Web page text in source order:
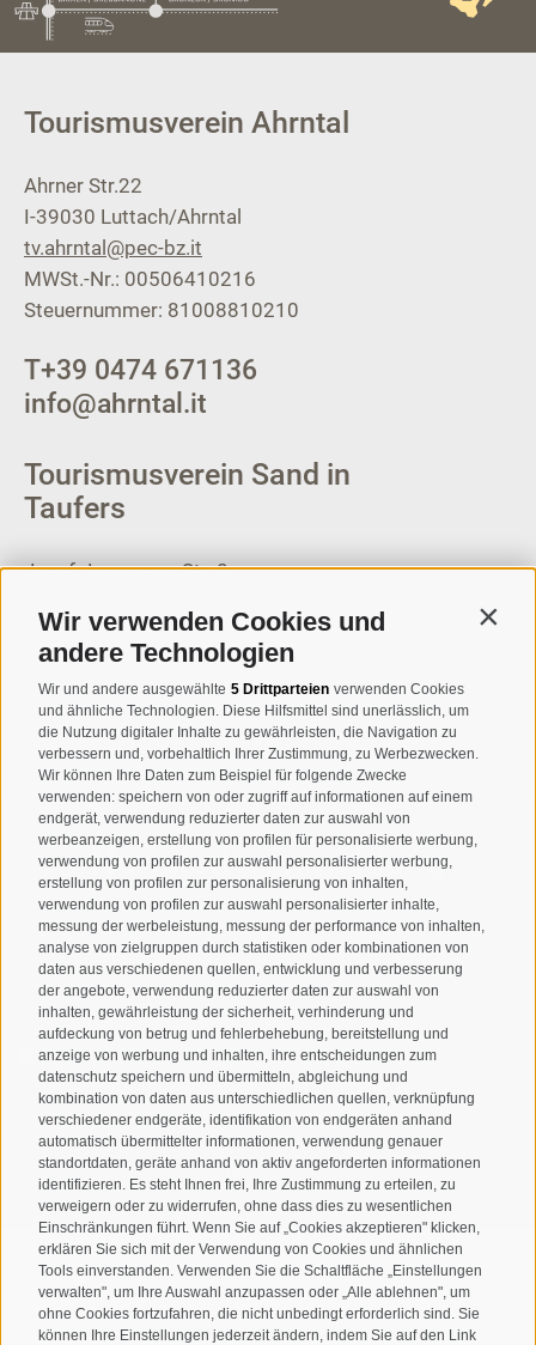
Wir verwenden Cookies und
andere Technologien
Wir und andere ausgewählte 5 Drittparteien verwenden Cookies
und ähnliche Technologien. Diese Hilfsmittel sind unerlässlich, um
die Nutzung digitaler Inhalte zu gewährleisten, die Navigation zu
verbessern und, vorbehaltlich Ihrer Zustimmung, zu Werbezwecken.
Wir können Ihre Daten zum Beispiel für folgende Zwecke
verwenden: speichern von oder zugriff auf informationen auf einem
endgerät, verwendung reduzierter daten zur auswahl von
werbeanzeigen, erstellung von profilen für personalisierte werbung,
verwendung von profilen zur auswahl personalisierter werbung,
erstellung von profilen zur personalisierung von inhalten,
verwendung von profilen zur auswahl personalisierter inhalte,
messung der werbeleistung, messung der performance von inhalten,
analyse von zielgruppen durch statistiken oder kombinationen von
daten aus verschiedenen quellen, entwicklung und verbesserung
der angebote, verwendung reduzierter daten zur auswahl von
inhalten, gewährleistung der sicherheit, verhinderung und
aufdeckung von betrug und fehlerbehebung, bereitstellung und
anzeige von werbung und inhalten, ihre entscheidungen zum
datenschutz speichern und übermitteln, abgleichung und
kombination von daten aus unterschiedlichen quellen, verknüpfung
verschiedener endgeräte, identifikation von endgeräten anhand
automatisch übermittelter informationen, verwendung genauer
standortdaten, geräte anhand von aktiv angeforderten informationen
identifizieren. Es steht Ihnen frei, Ihre Zustimmung zu erteilen, zu
verweigern oder zu widerrufen, ohne dass dies zu wesentlichen
Einschränkungen führt. Wenn Sie auf „Cookies akzeptieren" klicken,
erklären Sie sich mit der Verwendung von Cookies und ähnlichen
Tools einverstanden. Verwenden Sie die Schaltfläche „Einstellungen
verwalten", um Ihre Auswahl anzupassen oder „Alle ablehnen", um
ohne Cookies fortzufahren, die nicht unbedingt erforderlich sind. Sie
können Ihre Einstellungen jederzeit ändern, indem Sie auf den Link
Tourismusverein Ahrntal
Ahrner Str.22
I-39030 Luttach/Ahrntal
tv.ahrntal@pec-bz.it
MWSt.-Nr.: 00506410216
Steuernummer: 81008810210
T+39 0474 671136
info@ahrntal.it
Tourismusverein Sand in
Taufers
Josef-Jungmann-Str. 8
MWSt.-Nr: 00518320213
T+39 0474 678076
info@taufers.com
Newsletteranmeldung
Ich habe dieDatenschutzbestimmungengelesen und
verstanden und stimme der Verarbeitung meiner
personenbezogenen Daten durch den Verantwortlichen zu
ANMELDEN
Sitemap • Impressum • Cookie-Richtlinie • Privacy •